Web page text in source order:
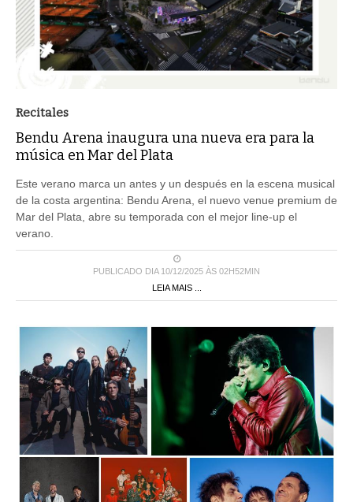
Recitales
Bendu Arena inaugura una nueva era para la
música en Mar del Plata
Este verano marca un antes y un después en la escena musical
de la costa argentina: Bendu Arena, el nuevo venue premium de
Mar del Plata, abre su temporada con el mejor line-up el
verano.
PUBLICADO DIA 10/12/2025 ÀS 02H52MIN
LEIA MAIS ...